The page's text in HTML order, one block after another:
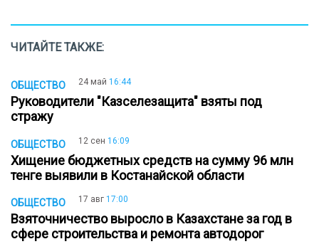
ЧИТАЙТЕ ТАКЖЕ:
ОБЩЕСТВО 24 май 16:44
Руководители "Казселезащита" взяты под
стражу
ОБЩЕСТВО 12 сен 16:09
Хищение бюджетных средств на сумму 96 млн
тенге выявили в Костанайской области
ОБЩЕСТВО 17 авг 17:00
Взяточничество выросло в Казахстане за год в
сфере строительства и ремонта автодорог